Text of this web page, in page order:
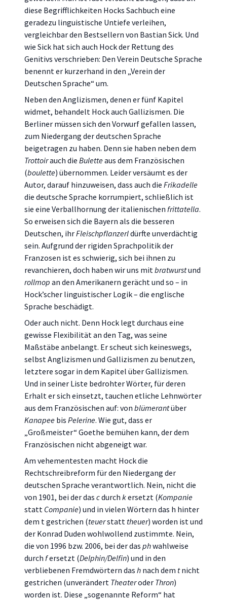
diese Begrifflichkeiten Hocks Sachbuch eine
geradezu linguistische Untiefe verleihen,
vergleichbar den Bestsellern von Bastian Sick. Und
wie Sick hat sich auch Hock der Rettung des
Genitivs verschrieben: Den Verein Deutsche Sprache
benennt er kurzerhand in den „Verein der
Deutschen Sprache“ um.
Neben den Anglizismen, denen er fünf Kapitel
widmet, behandelt Hock auch Gallizismen. Die
Berliner müssen sich den Vorwurf gefallen lassen,
zum Niedergang der deutschen Sprache
beigetragen zu haben. Denn sie haben neben dem
Trottoirauch die Buletteaus dem Französischen
(boulette) übernommen. Leider versäumt es der
Autor, darauf hinzuweisen, dass auch die Frikadelle
die deutsche Sprache korrumpiert, schließlich ist
sie eine Verballhornung der italienischen frittatella.
So erweisen sich die Bayern als die besseren
Deutschen, ihrFleischpflanzerldürfte unverdächtig
sein. Aufgrund der rigiden Sprachpolitik der
Franzosen ist es schwierig, sich bei ihnen zu
revanchieren, doch haben wir uns mitbratwurstund
rollmop an den Amerikanern gerächt und so – in
Hock’scher linguistischer Logik – die englische
Sprache beschädigt.
Oder auch nicht. Denn Hock legt durchaus eine
gewisse Flexibilität an den Tag, was seine
Maßstäbe anbelangt. Er scheut sich keineswegs,
selbst Anglizismen und Gallizismen zu benutzen,
letztere sogar in dem Kapitel über Gallizismen.
Und in seiner Liste bedrohter Wörter, für deren
Erhalt er sich einsetzt, tauchen etliche Lehnwörter
aus dem Französischen auf: von blümerantüber
Kanapee bis Pelerine. Wie gut, dass er
„Großmeister“ Goethe bemühen kann, der dem
Französischen nicht abgeneigt war.
Am vehementesten macht Hock die
Rechtschreibreform für den Niedergang der
deutschen Sprache verantwortlich. Nein, nicht die
von 1901, bei der das cdurch kersetzt (Kompanie
statt Companie) und in vielen Wörtern das h hinter
dem t gestrichen (teuerstatt theuer) worden ist und
der Konrad Duden wohlwollend zustimmte. Nein,
die von 1996 bzw. 2006, bei der das phwahlweise
durch fersetzt (Delphin/Delfin) und in den
verbliebenen Fremdwörtern das h nach dem tnicht
gestrichen (unverändert Theateroder Thron)
worden ist. Diese „sogenannte Reform“ hat